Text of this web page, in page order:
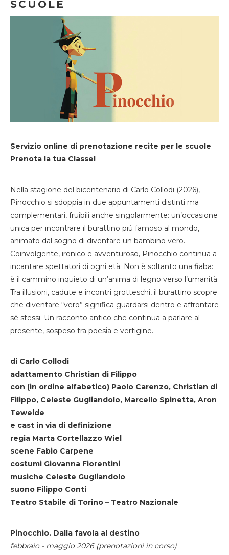
SCUOLE
Servizio online di prenotazione recite per le scuole
Prenota la tua Classe!
Nella stagione del bicentenario di Carlo Collodi (2026),
Pinocchio si sdoppia in due appuntamenti distinti ma
complementari, fruibili anche singolarmente: un’occasione
unica per incontrare il burattino più famoso al mondo,
animato dal sogno di diventare un bambino vero.
Coinvolgente, ironico e avventuroso, Pinocchio continua a
incantare spettatori di ogni età. Non è soltanto una fiaba:
è il cammino inquieto di un’anima di legno verso l’umanità.
Tra illusioni, cadute e incontri grotteschi, il burattino scopre
che diventare “vero” significa guardarsi dentro e affrontare
sé stessi. Un racconto antico che continua a parlare al
presente, sospeso tra poesia e vertigine.
di Carlo Collodi
adattamento Christian di Filippo
con (in ordine alfabetico) Paolo Carenzo, Christian di
Filippo, Celeste Gugliandolo, Marcello Spinetta, Aron
Tewelde
e cast in via di definizione
regia Marta Cortellazzo Wiel
scene Fabio Carpene
costumi Giovanna Fiorentini
musiche Celeste Gugliandolo
suono Filippo Conti
Teatro Stabile di Torino – Teatro Nazionale
Pinocchio. Dalla favola al destino
febbraio - maggio 2026 (prenotazioni in corso)